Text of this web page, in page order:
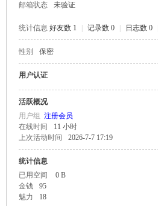
邮箱状态
未验证
统计信息 好友数 1 记录数 0 日志数 0
性别 保密
用户认证
活跃概况
用户组 注册会员
在线时间
11 小时
上次活动时间
2026-7-7 17:19
统计信息
已用空间
0 B
金钱
95
魅力
18